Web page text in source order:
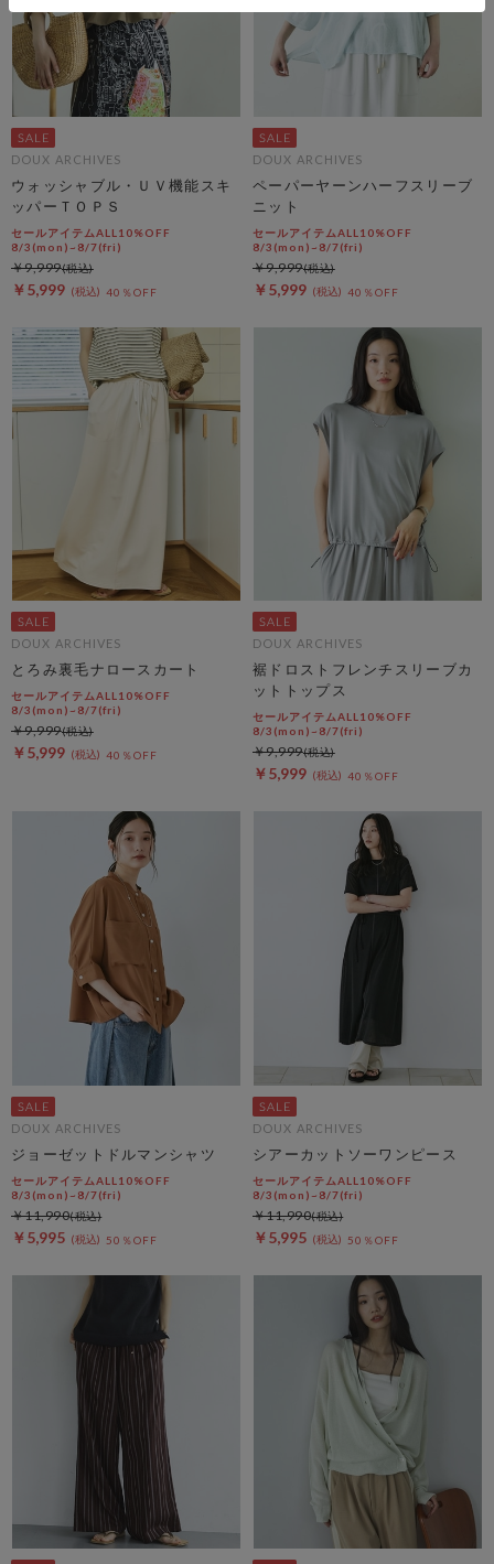
DOUX ARCHIVES
ウォッシャブル・ＵＶ機能スキ
ッパーＴＯＰＳ
セールアイテムALL10%OFF
8/3(mon)~8/7(fri)
￥5,999 40％OFF
￥9,999
DOUX ARCHIVES
ペーパーヤーンハーフスリーブ
ニット
セールアイテムALL10%OFF
8/3(mon)~8/7(fri)
￥5,999 40％OFF
￥9,999
DOUX ARCHIVES
とろみ裏毛ナロースカート
セールアイテムALL10%OFF
8/3(mon)~8/7(fri)
￥5,999 40％OFF
￥9,999
DOUX ARCHIVES
裾ドロストフレンチスリーブカ
ットトップス
セールアイテムALL10%OFF
8/3(mon)~8/7(fri)
￥5,999 40％OFF
￥9,999
DOUX ARCHIVES
ジョーゼットドルマンシャツ
セールアイテムALL10%OFF
8/3(mon)~8/7(fri)
￥5,995 50％OFF
￥11,990
DOUX ARCHIVES
シアーカットソーワンピース
セールアイテムALL10%OFF
8/3(mon)~8/7(fri)
￥5,995 50％OFF
￥11,990